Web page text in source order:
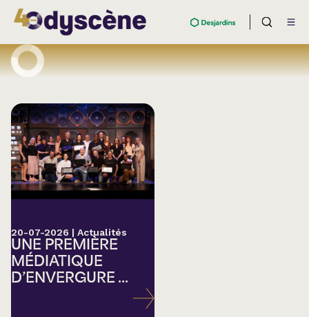
20-07-2026 | Actualités
UNE PREMIÈRE
MÉDIATIQUE
D’ENVERGURE ...